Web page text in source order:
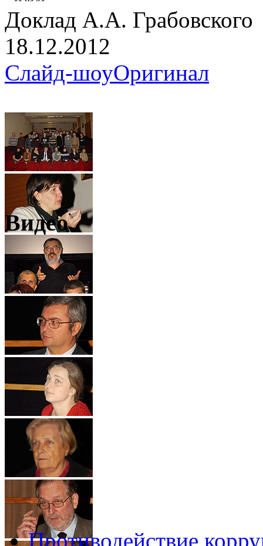
Доклад А.А. Грабовского
18.12.2012
Слайд-шоуОригинал
Видео
Противодействие